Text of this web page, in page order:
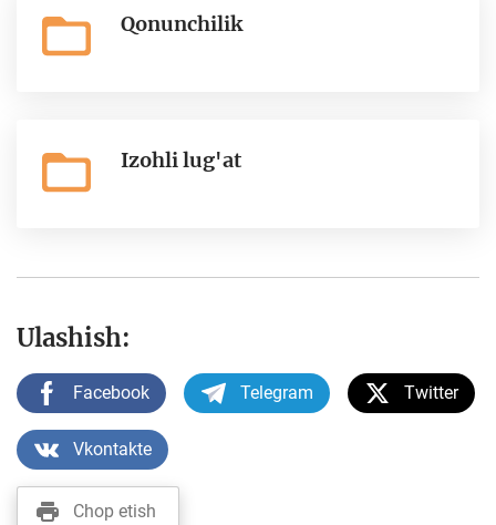
Qonunchilik
Izohli lug'at
Ulashish:
Facebook Telegram Twitter
Vkontakte
Chop etish